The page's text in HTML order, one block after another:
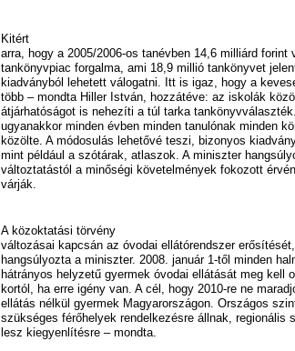
Kitért
arra, hogy a 2005/2006-os tanévben 14,6 milliárd forint
tankönyvpiac forgalma, ami 18,9 millió tankönyvet
kiadványból lehetett válogatni. Itt is igaz, hogy a
több – mondta Hiller István, hozzátéve: az iskolák
átjárhatóságot is nehezíti a túl tarka
ugyanakkor minden évben minden tanulónak minden
közölte. A módosulás lehetővé teszi, bizonyos
mint például a szótárak, atlaszok. A miniszter
változtatástól a minőségi követelmények fokozott
várják.
A közoktatási törvény
változásai kapcsán az óvodai ellátórendszer
hangsúlyozta a miniszter. 2008. január 1-től minden
hátrányos helyzetű gyermek óvodai ellátását meg kell
kortól, ha erre igény van. A cél, hogy 2010-re ne
ellátás nélkül gyermek Magyarországon. Országos
szükséges férőhelyek rendelkezésre állnak, regionális
lesz kiegyenlítésre – mondta.